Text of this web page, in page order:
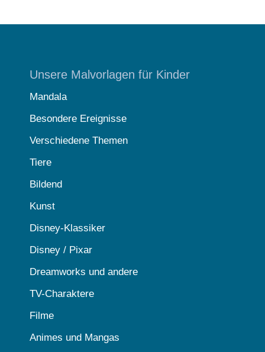
Unsere Malvorlagen für Kinder
Mandala
Besondere Ereignisse
Verschiedene Themen
Tiere
Bildend
Kunst
Disney-Klassiker
Disney / Pixar
Dreamworks und andere
TV-Charaktere
Filme
Animes und Mangas